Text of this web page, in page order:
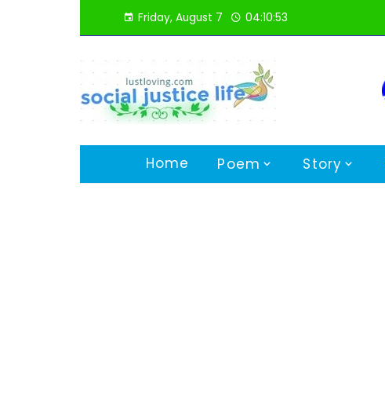
Friday, August 7 04:10:54
Home Poem Story